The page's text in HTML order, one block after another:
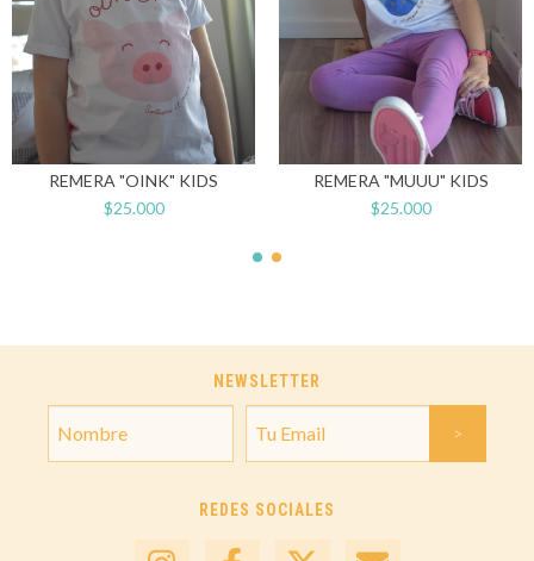
REMERA "OINK" KIDS
$25.000
REMERA "MUUU" KIDS
$25.000
NEWSLETTER
REDES SOCIALES